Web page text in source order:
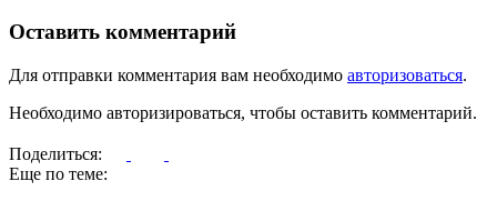
Оставить комментарий
Для отправки комментария вам необходимо авторизоваться.
Необходимо авторизироваться, чтобы оставить комментарий.
Поделиться:
Еще по теме: